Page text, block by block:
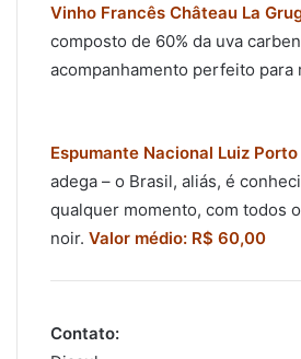
Vinho Francês Château La
composto de 60% da uva
acompanhamento perfeito para
Espumante Nacional Luiz
adega – o Brasil, aliás, é
qualquer momento, com todos
noir. Valor médio: R$ 60,00
Contato: